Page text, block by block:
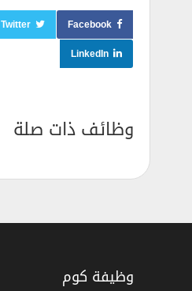
Facebook
Twitter
LinkedIn
وظائف ذات صلة
وظيفة كوم